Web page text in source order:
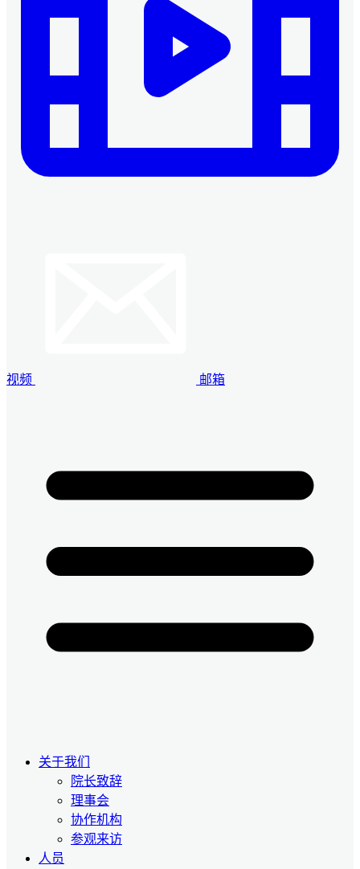
视频 邮箱
关于我们
院长致辞
理事会
协作机构
参观来访
人员